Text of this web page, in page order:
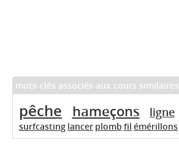
mots-clés associés aux cours similaires
pêche hameçons ligne
surfcasting lancer plomb fil émérillons